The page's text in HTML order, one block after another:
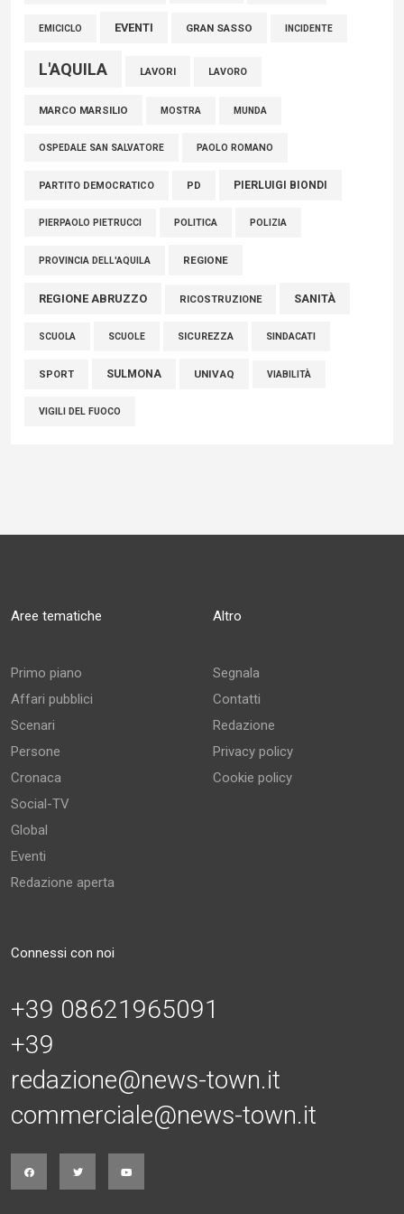
EMICICLO EVENTI GRAN SASSO INCIDENTE
L'AQUILA LAVORI LAVORO
MARCO MARSILIO MOSTRA MUNDA
OSPEDALE SAN SALVATORE PAOLO ROMANO
PARTITO DEMOCRATICO PD PIERLUIGI BIONDI
PIERPAOLO PIETRUCCI POLITICA POLIZIA
PROVINCIA DELL'AQUILA REGIONE
REGIONE ABRUZZO RICOSTRUZIONE SANITÀ
SCUOLA SCUOLE SICUREZZA SINDACATI
SPORT SULMONA UNIVAQ VIABILITÀ
VIGILI DEL FUOCO
Aree tematiche
Primo piano
Affari pubblici
Scenari
Persone
Cronaca
Social-TV
Global
Eventi
Redazione aperta
Altro
Segnala
Contatti
Redazione
Privacy policy
Cookie policy
Connessi con noi
+39 08621965091
+39
redazione@news-town.it
commerciale@news-town.it